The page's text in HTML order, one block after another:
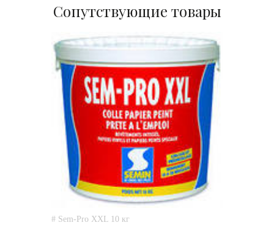
Сопутствующие товары
# Sem-Pro XXL 10 кг